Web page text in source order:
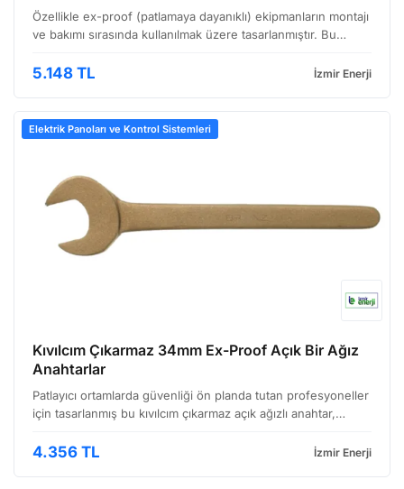
Özellikle ex-proof (patlamaya dayanıklı) ekipmanların montajı
ve bakımı sırasında kullanılmak üzere tasarlanmıştır. Bu
alaşımdan üretilmiştir ve yüzey işleminden geç…
5.148 TL İzmir Enerji
Elektrik Panoları ve Kontrol Sistemleri
Kıvılcım Çıkarmaz 34mm Ex-Proof Açık Bir Ağız
Anahtarlar
Patlayıcı ortamlarda güvenliği ön planda tutan profesyoneller
için tasarlanmış bu kıvılcım çıkarmaz açık ağızlı anahtar,
çalışma ortamı sağlamak amacıyla üre…
4.356 TL İzmir Enerji